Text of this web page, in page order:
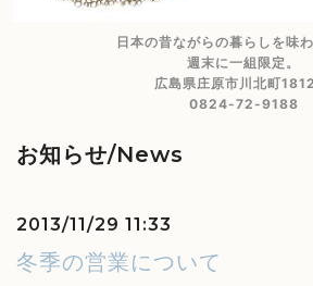
日本の昔ながらの暮らしを味わ
週末に一組限定。
広島県庄原市川北町
0824-72-9188
お知らせ/News
2013/11/29 11:33
冬季の営業について